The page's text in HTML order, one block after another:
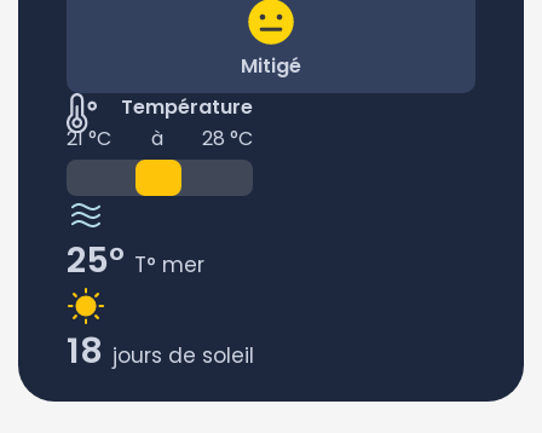
Mitigé
Température
21 °C
à 28 °C
25° T° mer
18 jours de soleil